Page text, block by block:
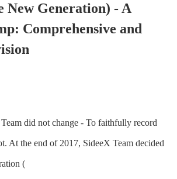
New Generation) - A
Comprehensive and
did not change - To faithfully record
At the end of 2017, SideeX Team decided
(